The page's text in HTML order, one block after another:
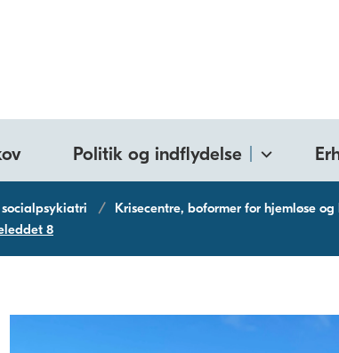
Politik og indflydelse
Krisecentre, boformer for hjemløse
8